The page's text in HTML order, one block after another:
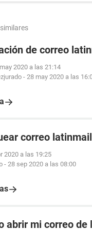
de correo
2020 a las 21:14
- 28 may 2020 a las
correo latinmail
2020 a las 19:25
- 28 sep 2020 a las 08:00
abrir mi correo de